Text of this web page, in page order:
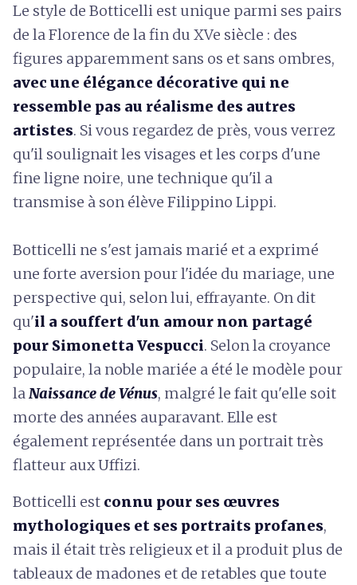
Le style de Botticelli est unique parmi ses pairs
de la Florence de la fin du XVe siècle : des
figures apparemment sans os et sans ombres,
avec une élégance décorative qui ne
ressemble pas au réalisme des autres
artistes. Si vous regardez de près, vous verrez
qu'il soulignait les visages et les corps d'une
fine ligne noire, une technique qu'il a
transmise à son élève Filippino Lippi.
Botticelli ne s'est jamais marié et a exprimé
une forte aversion pour l'idée du mariage, une
perspective qui, selon lui, effrayante. On dit
qu'il a souffert d'un amour non partagé
pour Simonetta Vespucci. Selon la croyance
populaire, la noble mariée a été le modèle pour
laNaissance de Vénus, malgré le fait qu'elle soit
morte des années auparavant. Elle est
également représentée dans un portrait très
flatteur aux Uffizi.
Botticelli est connu pour ses œuvres
mythologiques et ses portraits profanes,
mais il était très religieux et il a produit plus de
tableaux de madones et de retables que toute